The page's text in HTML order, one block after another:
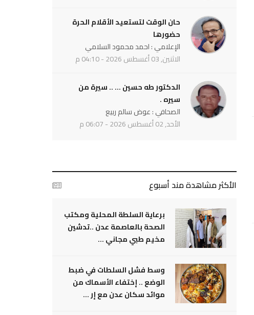
حان الوقت لتستعيد الأقلام الحرة
حضورها
الإعلامي : احمد محمود السلامي
الاثنين, 03 أغسطس 2026 - 04:10 م
الدكتور طه حسين ... .. سيرة من
سيره .
الصحافي : عوض سالم ربيع
الأحد, 02 أغسطس 2026 - 06:07 م
الأكثر مشاهدة مند أسبوع
برعاية السلطة المحلية ومكتب
الصحة بالعاصمة عدن ..تدشين
مخيم طبي مجاني ...
وسط فشل السلطات في ضبط
الوضع .. إختفاء الأسماك من
موائد سكان عدن مع إر ...